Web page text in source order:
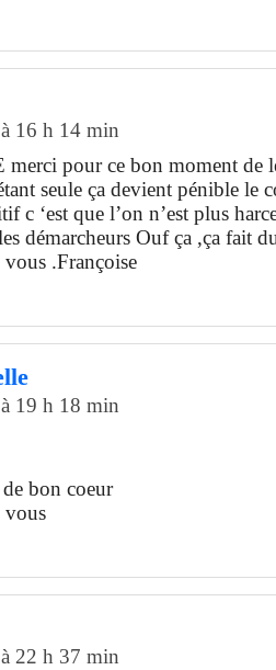
16 h 14 min
pour ce bon moment de
seule ça devient pénible le
c ‘est que l’on n’est plus
démarcheurs Ouf ça ,ça fait
.Françoise
19 h 18 min
bon coeur
vous
22 h 37 min